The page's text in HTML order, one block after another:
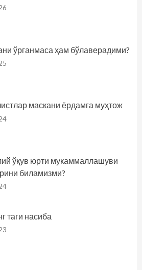
ўрганмаса ҳам бўлаверадими?
маскани ёрдамга муҳтож
ўқув юрти мукаммаллашуви
биламизми?
таги насиба